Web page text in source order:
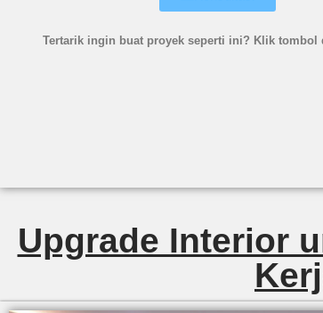
Tertarik ingin buat proyek seperti ini? Klik tombol
Upgrade Interior